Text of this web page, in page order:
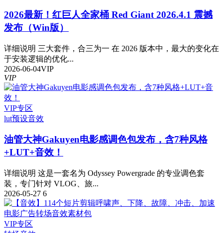
2026最新！红巨人全家桶 Red Giant 2026.4.1 震撼
发布（Win版）
详细说明 三大套件，合三为一 在 2026 版本中，最大的变化在
于安装逻辑的优化...
2026-06-04VIP
VIP
VIP专区
lut预设音效
油管大神Gakuyen电影感调色包发布，含7种风格
+LUT+音效！
详细说明 这是一套名为 Odyssey Powergrade 的专业调色套
装，专门针对 VLOG、旅...
2026-05-27 6
VIP专区